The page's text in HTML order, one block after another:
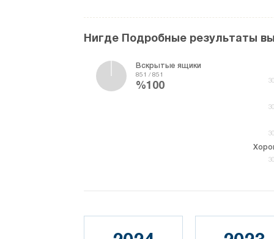
Нигде Подробные результаты
Вскрытые ящики
851 / 851
%100